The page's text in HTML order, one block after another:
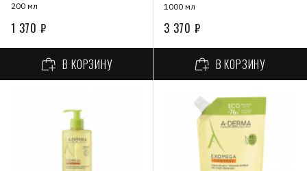
200 мл
1 370 ₽
В КОРЗИНУ
1000 мл
3 370 ₽
В КОРЗИНУ